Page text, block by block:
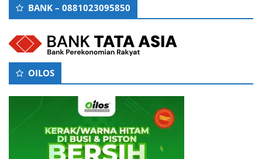
BANK – 0881023095850
OILOS